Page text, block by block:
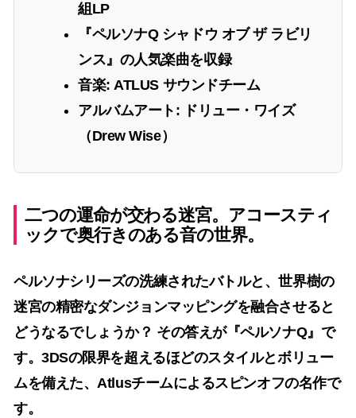
組LP
『ペルソナQ シャドウ オブ ザ ラビリ
ンス』の人気楽曲を収録
音楽: ATLUS サウンドチーム
アルバムアート: ドリュー・ワイズ
（Drew Wise）
二つの運命が交わる迷宮。アコースティ
ックで奥行きのある音の世界。
ペルソナシリーズの洗練されたバトルと、世界樹の
迷宮の精密なダンジョンマッピングを融合させると
どうなるでしょうか？ その答えが『ペルソナQ』で
す。3DSの限界を超えるほどのスタイルとボリュー
ムを備えた、Atlusチームによるスピンオフの名作で
す。